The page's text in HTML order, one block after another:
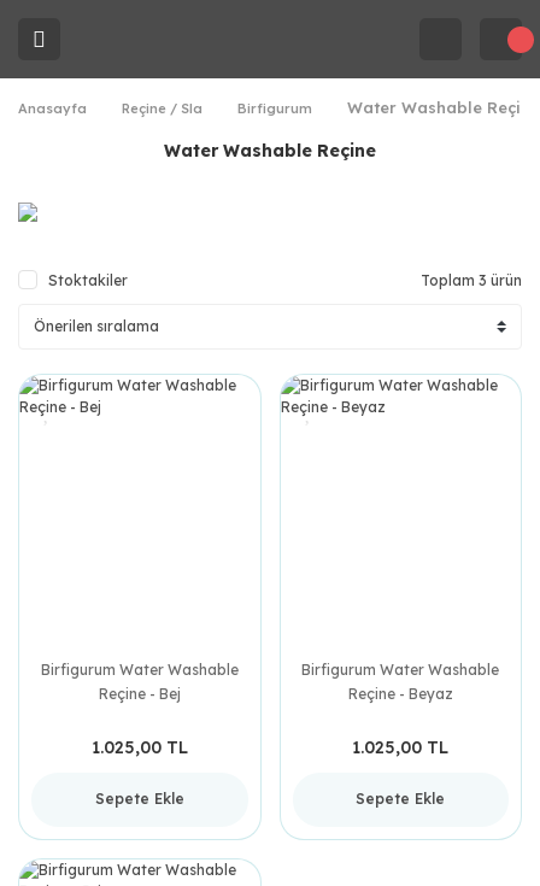
Anasayfa Reçine / Sla Birfigurum Water Washable Reçine
Water Washable Reçine
Stoktakiler Toplam 3 ürün
Birfigurum Water Washable
Reçine - Bej
1.025,00 TL
Sepete Ekle
Birfigurum Water Washable
Reçine - Beyaz
1.025,00 TL
Sepete Ekle